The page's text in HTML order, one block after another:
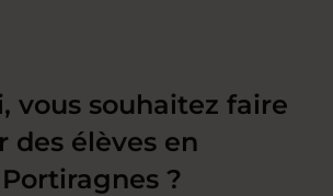
vous souhaitez faire
des élèves en
?